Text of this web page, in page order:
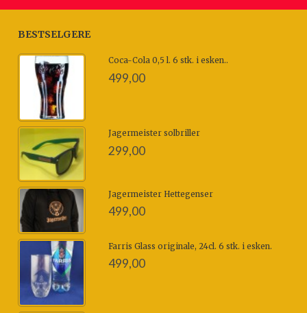
BESTSELGERE
Coca-Cola 0,5 l. 6 stk. i esken..
499,00
Jagermeister solbriller
299,00
Jagermeister Hettegenser
499,00
Farris Glass originale, 24cl. 6 stk. i esken.
499,00